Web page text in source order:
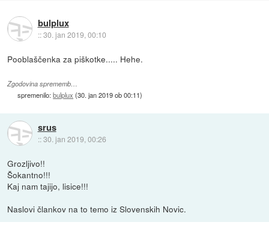
bulplux
::30. jan 2019, 00:10
Pooblaščenka za piškotke..... Hehe.
Zgodovina sprememb…
spremenilo:bulplux (30. jan 2019 ob 00:11)
srus
::30. jan 2019, 00:26
Grozljivo!!
Šokantno!!!
Kaj nam tajijo, lisice!!!
Naslovi člankov na to temo iz Slovenskih Novic.